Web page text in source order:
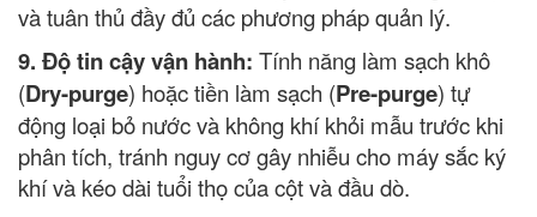
và tuân thủ đầy đủ các phương pháp quản lý.
9. Độ tin cậy vận hành: Tính năng làm sạch khô
(Dry-purge) hoặc tiền làm sạch (Pre-purge) tự
động loại bỏ nước và không khí khỏi mẫu trước khi
phân tích, tránh nguy cơ gây nhiễu cho máy sắc ký
khí và kéo dài tuổi thọ của cột và đầu dò.